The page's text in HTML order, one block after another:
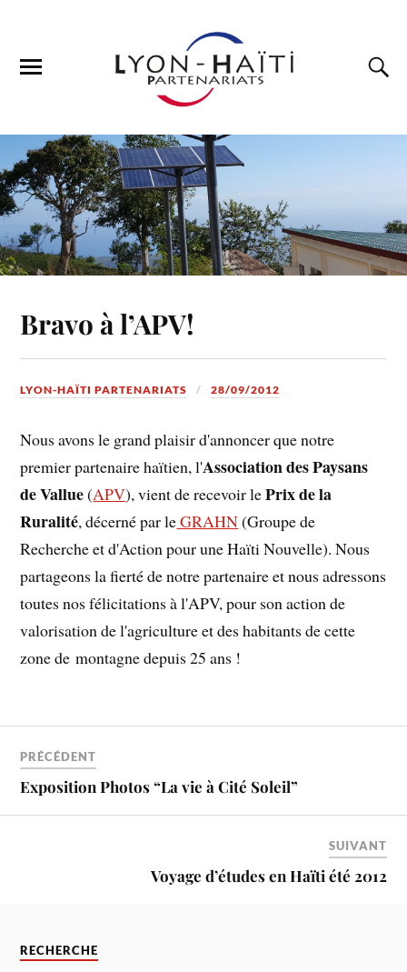
Bravo à l’APV!
LYON-HAÏTI PARTENARIATS 28/09/2012
Nous avons le grand plaisir d'annoncer que notre
premier partenaire haïtien, l'Association des Paysans
de Vallue(APV), vient de recevoir lePrix de la
Ruralité, décerné par leGRAHN(Groupe de
Recherche et d'Action pour une Haïti Nouvelle). Nous
partageons la fierté de notre partenaire et nous adressons
toutes nos félicitations à l'APV, pour son action de
valorisation de l'agriculture et des habitants de cette
zone de montagne depuis 25 ans !
PRÉCÉDENT
Exposition Photos “La vie à Cité Soleil”
SUIVANT
Voyage d’études en Haïti été 2012
RECHERCHE